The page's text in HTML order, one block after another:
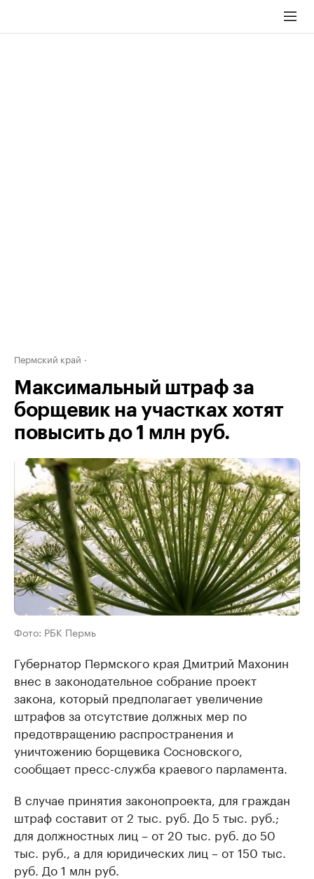
Пермский край
Максимальный штраф за
борщевик на участках хотят
повысить до 1 млн руб.
Фото: РБК Пермь
Губернатор Пермского края Дмитрий Махонин
внес в законодательное собрание проект
закона, который предполагает увеличение
штрафов за отсутствие должных мер по
предотвращению распространения и
уничтожению борщевика Сосновского,
сообщает пресс-служба краевого парламента.
В случае принятия законопроекта, для граждан
штраф составит от 2 тыс. руб. До 5 тыс. руб.;
для должностных лиц – от 20 тыс. руб. до 50
тыс. руб., а для юридических лиц – от 150 тыс.
руб. До 1 млн руб.